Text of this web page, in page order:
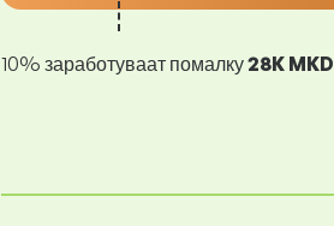
10% заработуваат помалку28K MKD